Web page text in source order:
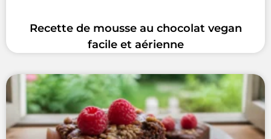
Recette de mousse au chocolat vegan
facile et aérienne